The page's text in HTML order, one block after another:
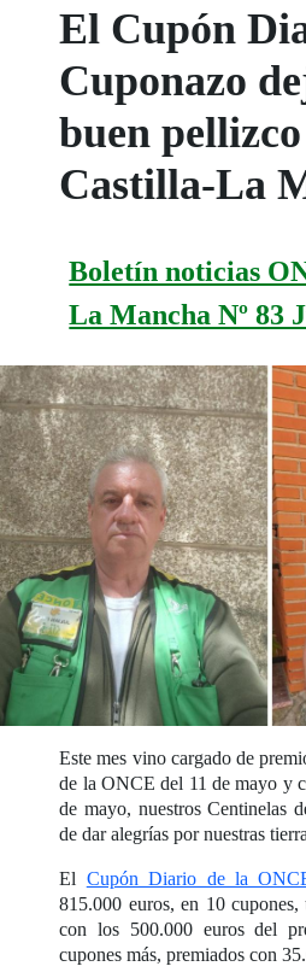
El Cupón
Cuponazo
buen
Castilla-La
Boletín noticias
La Mancha Nº 83
Este mes vino cargado de
de la ONCE del 11 de mayo y
de mayo, nuestros Centinelas
de dar alegrías por nuestras
El Cupón Diario de la
815.000 euros, en 10
con los 500.000 euros del
cupones más, premiados con